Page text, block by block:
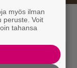
myös ilman
peruste. Voit
tahansa